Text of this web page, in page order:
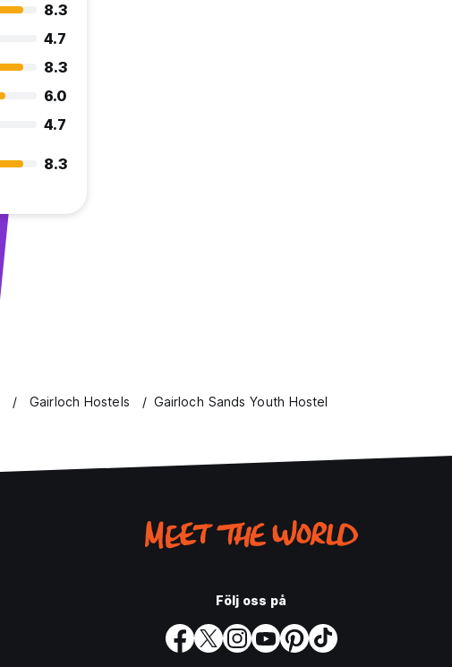
8.3
4.7
8.3
6.0
4.7
8.3
Gairloch Hostels Gairloch Sands Youth Hostel
Följ oss på